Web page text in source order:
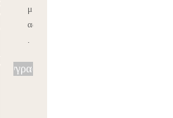
Εγγραφή
μ
ας
.